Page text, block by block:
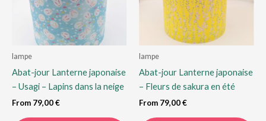
lampe
Abat-jour Lanterne japonaise
– Usagi – Lapins dans la neige
From 79,00€
lampe
Abat-jour Lanterne japonaise
– Fleurs de sakura en été
From 79,00€